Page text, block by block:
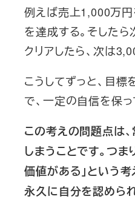
例えば売上1,000万円
を達成する。そした
クリアしたら、次は
こうしてずっと、目標
で、一定の自信を保っ
この考えの問題点は
しまうことです。つま
価値がある」という
永久に自分を認めら